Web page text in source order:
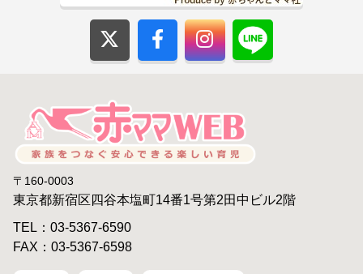
〒160-0003
東京都新宿区四谷本塩町14番1号第2田中ビル2階
TEL：03-5367-6590
FAX：03-5367-6598